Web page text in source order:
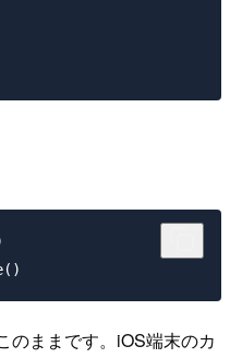
のままです。iOS端末のカ